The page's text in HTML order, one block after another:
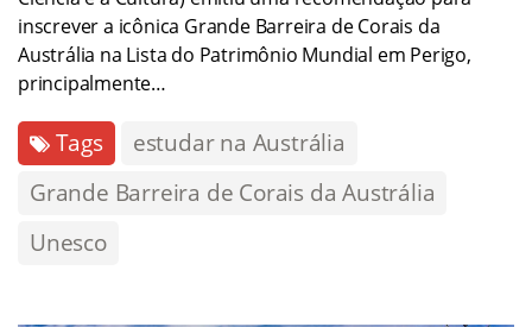
inscrever a icônica Grande Barreira de Corais da
Austrália na Lista do Patrimônio Mundial em Perigo,
principalmente…
Tags
estudar na Austrália
Grande Barreira de Corais da Austrália
Unesco